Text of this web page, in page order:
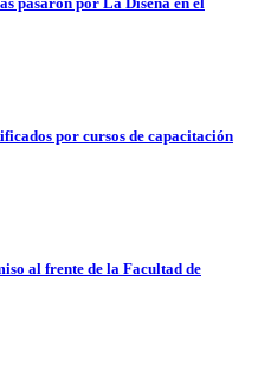
por cursos de capacitación
al frente de la Facultad de